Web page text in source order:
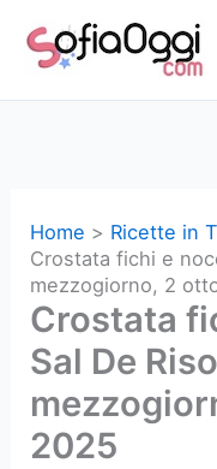
Home
Ricette in
Crostata fichi e
mezzogiorno, 2
Crostata
Sal De
2025